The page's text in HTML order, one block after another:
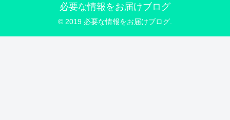
必要な情報をお届けブログ
© 2019 必要な情報をお届けブログ.